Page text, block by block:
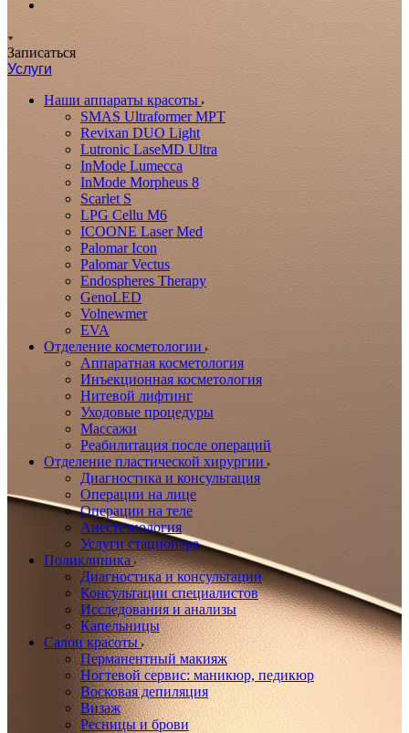
Записаться
Услуги
Наши аппараты красоты
SMAS Ultraformer MPT
Revixan DUO Light
Lutronic LaseMD Ultra
InMode Lumecca
InMode Morpheus 8
Scarlet S
LPG Cellu M6
ICOONE Laser Med
Palomar Icon
Palomar Vectus
Endospheres Therapy
GenoLED
Volnewmer
EVA
Отделение косметологии
Аппаратная косметология
Инъекционная косметология
Нитевой лифтинг
Уходовые процедуры
Массажи
Реабилитация после операций
Отделение пластической хирургии
Диагностика и консультация
Операции на лице
Операции на теле
Анестезиология
Услуги стационара
Поликлиника
Диагностика и консультации
Консультации специалистов
Исследования и анализы
Капельницы
Салон красоты
Перманентный макияж
Ногтевой сервис: маникюр, педикюр
Восковая депиляция
Визаж
Ресницы и брови